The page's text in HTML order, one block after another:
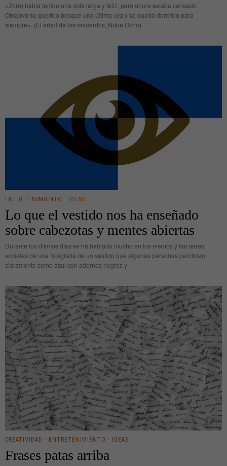
«Zorro había tenido una vida larga y feliz, pero ahora estaba cansado.
Observó su querido bosque una última vez y se quedó dormido para
siempre». (El árbol de los recuerdos, Nube Ocho)
ENTRETENIMIENTO · IDEAS
Lo que el vestido nos ha enseñado
sobre cabezotas y mentes abiertas
Durante los últimos días se ha hablado mucho en los medios y las redes
sociales de una fotografía de un vestido que algunas personas percibían
claramente como azul con adornos negros y
CREATIVIDAD · ENTRETENIMIENTO · IDEAS
Frases patas arriba